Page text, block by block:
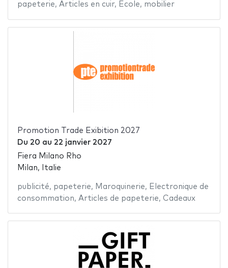
papeterie, Articles en cuir, Ecole, mobilier
Promotion Trade Exibition 2027
Du 20 au 22 janvier 2027
Fiera Milano Rho
Milan, Italie
publicité, papeterie, Maroquinerie, Electronique de
consommation, Articles de papeterie, Cadeaux